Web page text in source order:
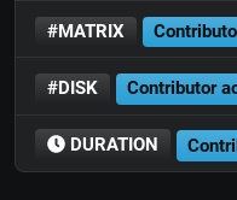
#MATRIX
#DISK Contributor
DURATION